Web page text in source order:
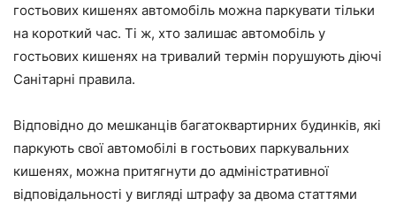
гостьових кишенях автомобіль можна паркувати тільки
на короткий час. Ті ж, хто залишає автомобіль у
гостьових кишенях на тривалий термін порушують діючі
Санітарні правила.
Відповідно до мешканців багатоквартирних будинків, які
паркують свої автомобілі в гостьових паркувальних
кишенях, можна притягнути до адміністративної
відповідальності у вигляді штрафу за двома статтями